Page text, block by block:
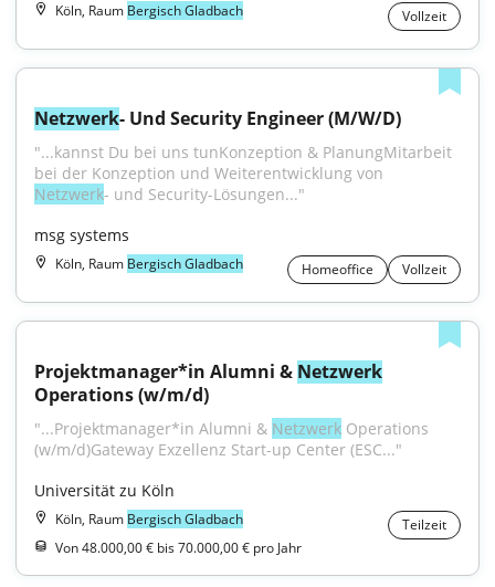
Köln, Raum Bergisch Gladbach Vollzeit
Netzwerk- Und Security Engineer (M/W/D)
"...kannst Du bei uns tunKonzeption & PlanungMitarbeit
Netzwerk- und Security-Lösungen..."
msg systems
Köln, Raum Bergisch Gladbach Homeoffice Vollzeit
Projektmanager*in Alumni & Netzwerk
Operations (w/m/d)
"...Projektmanager*in Alumni & Netzwerk Operations
(w/m/d)Gateway Exzellenz Start-up Center (ESC..."
Universität zu Köln
Köln, Raum Bergisch Gladbach
Teilzeit
Von 48.000,00 € bis 70.000,00 € pro Jahr